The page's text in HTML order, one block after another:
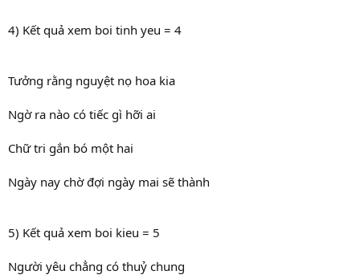
4) Kết quả xem boi tinh yeu = 4
Tưởng rằng nguyệt nọ hoa kia
Ngờ ra nào có tiếc gì hỡi ai
Chữ tri gắn bó một hai
Ngày nay chờ đợi ngày mai sẽ thành
5) Kết quả xem boi kieu = 5
Người yêu chẳng có thuỷ chung